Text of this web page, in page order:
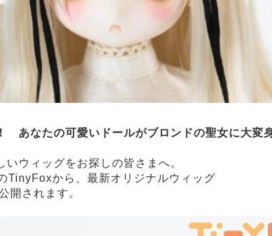
あなたの可愛いドールがブロンドの聖女に大変
いウィッグをお探しの皆さまへ。
TinyFoxから、最新オリジナルウィッグ
開されます。